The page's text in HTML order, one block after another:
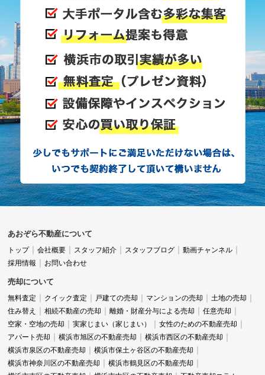
あおぞら不動産について
トップ 会社概要 スタッフ紹介 スタッフブログ
動画チャンネル
採用情報
お問い合わせ
売却について
無料査定 クイック査定 戸建ての売却 マンションの売却
土地の売却
住み替え
相続不動産の売却 離婚・財産分与による売却
任意売却
空家・空地の売却
実家じまい（家じまい）
女性のための不動産売却
アパート売却
横浜市旭区の不動産売却
横浜市西区の不動産売却
横浜市泉区の不動産売却
横浜市保土ヶ谷区の不動産売却
横浜市神奈川区の不動産売却
横浜市鶴見区の不動産売却